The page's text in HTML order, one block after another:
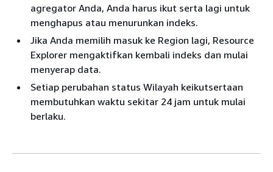
agregator Anda, Anda harus ikut serta lagi untuk
menghapus atau menurunkan indeks.
Jika Anda memilih masuk ke Region lagi, Resource
Explorer mengaktifkan kembali indeks dan mulai
menyerap data.
Setiap perubahan status Wilayah keikutsertaan
membutuhkan waktu sekitar 24 jam untuk mulai
berlaku.